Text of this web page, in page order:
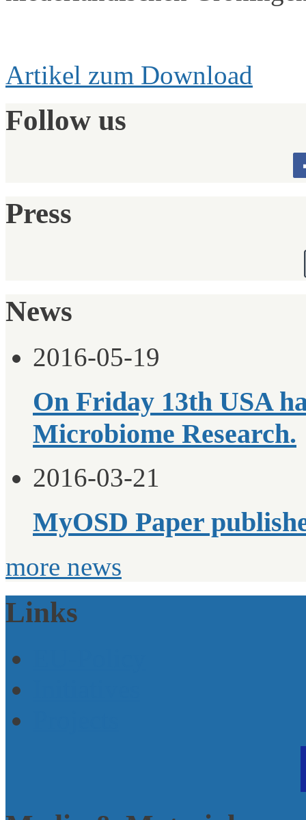
Artikel zum Download
Follow us
Press
News
2016-05-19
On Friday 13th USA
Microbiome Research.
2016-03-21
MyOSD Paper
more news
Links